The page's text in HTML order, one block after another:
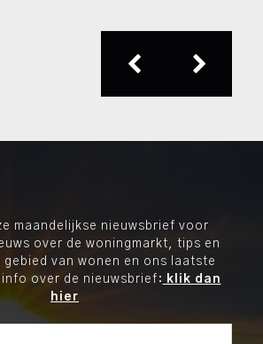
maandelijkse nieuwsbrief voor
over de woningmarkt, tips en
gebied van wonen en ons laatste
over de nieuwsbrief: klik dan
hier